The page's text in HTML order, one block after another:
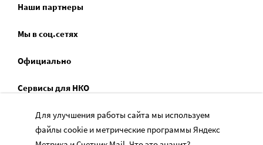
Наши партнеры
Мы в соц.сетях
Официально
Сервисы для НКО
Спецпроекты
Социальное служение
Для улучшения работы сайта мы используем
файлы cookie и метрические программы Яндекс